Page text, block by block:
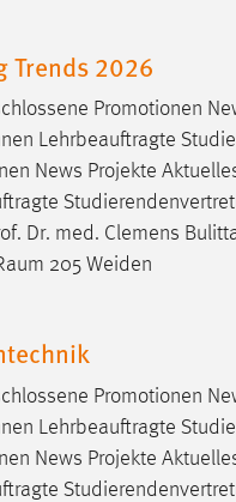
Trends 2026
Promotionen
Lehrbeauftragte
News Projekte
Dr. med. Clemens
205 Weiden
Promotionen
Lehrbeauftragte
News Projekte
anonym.
uns zu verstehen, wie
_pk_id, _pk_ses